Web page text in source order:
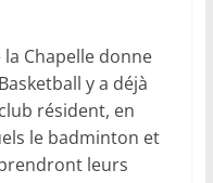
Chapelle donne
y a déjà
résident, en
le badminton et
leurs